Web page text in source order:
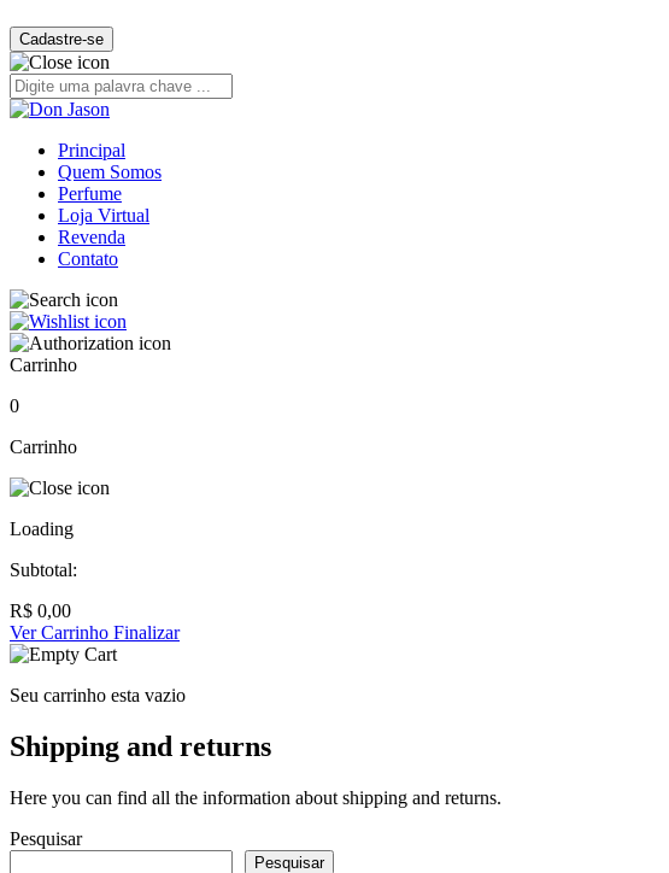
Cadastre-se
Principal
Quem Somos
Perfume
Loja Virtual
Revenda
Contato
Carrinho
0
Carrinho
Loading
Subtotal:
R$ 0,00
Ver Carrinho Finalizar
Seu carrinho esta vazio
Shipping and returns
Here you can find all the information about shipping and returns.
Pesquisar
Pesquisar